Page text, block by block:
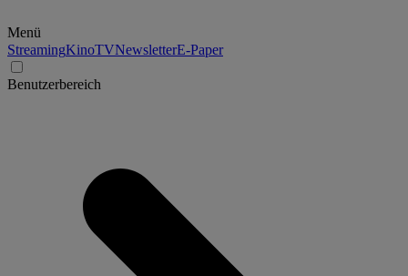
Menü
StreamingKinoTVNewsletterE-Paper
Benutzerbereich